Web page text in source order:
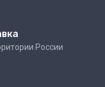
России